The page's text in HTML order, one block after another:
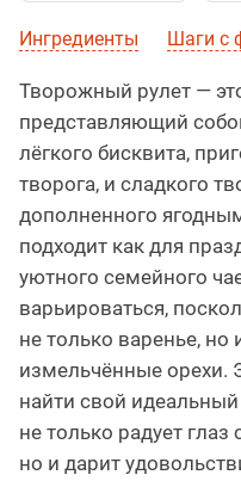
Ингредиенты Шаги с
Творожный рулет —
представляющий
лёгкого бисквита,
творога, и сладкого
дополненного
подходит как для
уютного семейного
варьироваться,
не только варенье, но
измельчённые орехи.
найти свой
не только радует
но и дарит